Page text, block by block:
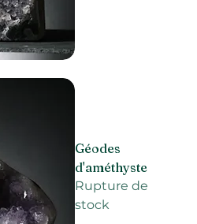
Géodes
d'améthyste
Rupture de
stock